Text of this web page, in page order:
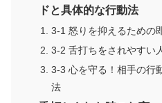
ドと具体的な行動法
3-1 怒りを抑えるための
3-2 舌打ちをされやすい
3-3 心を守る！相手の行
法